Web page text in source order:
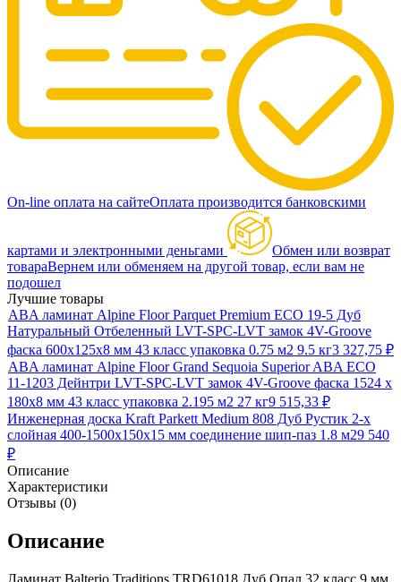
On-line оплата на сайтеОплата производится банковскими
картами и электронными деньгами
Обмен или возврат
товараВернем или обменяем на другой товар, если вам не
подошел
Лучшие товары
ABA ламинат Alpine Floor Parquet Premium ECO 19-5 Дуб
Натуральный Отбеленный LVT-SPC-LVT замок 4V-Groove
фаска 600х125х8 мм 43 класс упаковка 0.75 м2 9.5 кг3 327,75 ₽
ABA ламинат Alpine Floor Grand Sequoia Superior ABA ECO
11-1203 Дейнтри LVT-SPC-LVT замок 4V-Groove фаска 1524 х
180х8 мм 43 класс упаковка 2.195 м2 27 кг9 515,33 ₽
Инженерная доска Kraft Parkett Medium 808 Дуб Рустик 2-х
слойная 400-1500х150х15 мм соединение шип-паз 1.8 м29 540
₽
Описание
Характеристики
Отзывы (0)
Описание
Ламинат Balterio Traditions TRD61018 Дуб Опал 32 класс 9 мм.